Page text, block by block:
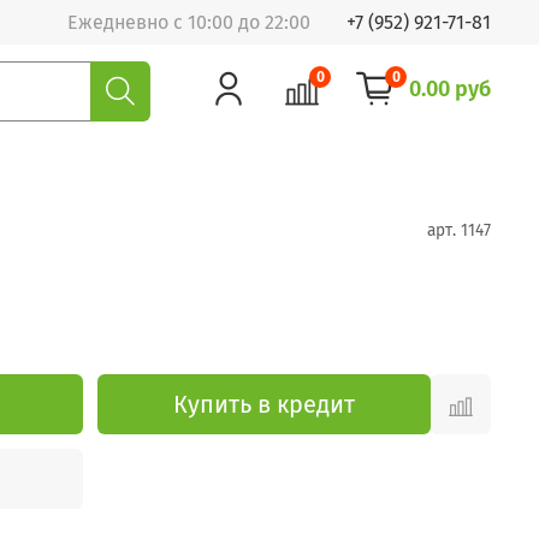
Ежедневно с 10:00 до 22:00 +7 (952) 921-71-81
0 0 0.00 руб
арт. 1147
Купить в кредит